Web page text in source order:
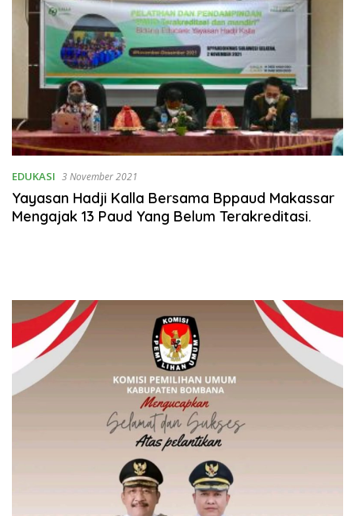
EDUKASI 3 November 2021
Yayasan Hadji Kalla Bersama Bppaud Makassar
Mengajak 13 Paud Yang Belum Terakreditasi.